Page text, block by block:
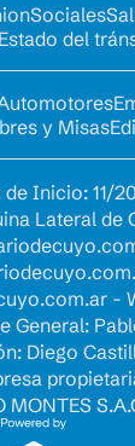
Sociales
Estado del
y Misas
Inicio: 11/
Lateral
-
General:
Diego
MONTES